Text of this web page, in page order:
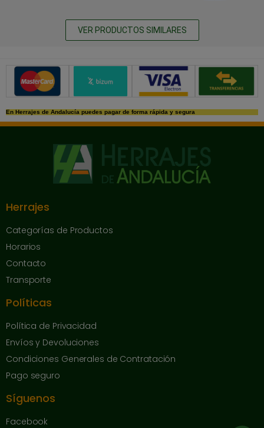
VER PRODUCTOS SIMILARES
Métodos de pago seguros
En Herrajes de Andalucía puedes pagar de forma rápida y segura
Herrajes
Categorías de Productos
Horarios
Contacto
Transporte
Políticas
Política de Privacidad
Envíos y Devoluciones
Condiciones Generales de Contratación
Pago seguro
Síguenos
Facebook